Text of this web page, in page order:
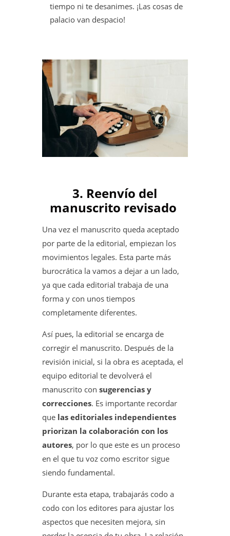
tiempo ni te desanimes. ¡Las cosas de
palacio van despacio!
3. Reenvío del
manuscrito revisado
Una vez el manuscrito queda aceptado
por parte de la editorial, empiezan los
movimientos legales. Esta parte más
burocrática la vamos a dejar a un lado,
ya que cada editorial trabaja de una
forma y con unos tiempos
completamente diferentes.
Así pues, la editorial se encarga de
corregir el manuscrito. Después de la
revisión inicial, si la obra es aceptada, el
equipo editorial te devolverá el
manuscrito con sugerencias y
correcciones. Es importante recordar
quelas editoriales independientes
priorizan la colaboración con los
autores, por lo que este es un proceso
en el que tu voz como escritor sigue
siendo fundamental.
Durante esta etapa, trabajarás codo a
codo con los editores para ajustar los
aspectos que necesiten mejora, sin